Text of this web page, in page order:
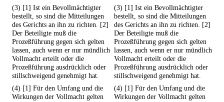
(3) [1] Ist ein Bevollmächtigter
bestellt, so sind die Mitteilungen
des Gerichts an ihn zu richten. [2]
Der Beteiligte muß die
Prozeßführung gegen sich gelten
lassen, auch wenn er nur mündlich
Vollmacht erteilt oder die
Prozeßführung ausdrücklich oder
stillschweigend genehmigt hat.
(3) [1] Ist ein Bevollmächtigter
bestellt, so sind die Mitteilungen
des Gerichts an ihn zu richten. [2]
Der Beteiligte muß die
Prozeßführung gegen sich gelten
lassen, auch wenn er nur mündlich
Vollmacht erteilt oder die
Prozeßführung ausdrücklich oder
stillschweigend genehmigt hat.
(4) [1] Für den Umfang und die
Wirkungen der Vollmacht gelten
(4) [1] Für den Umfang und die
Wirkungen der Vollmacht gelten